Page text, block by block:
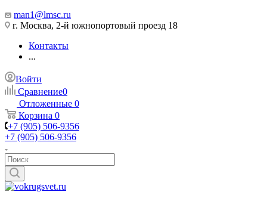
man1@lmsc.ru
г. Москва, 2-й южнопортовый проезд 18
Контакты
...
Войти
Сравнение0
Отложенные 0
Корзина 0
+7 (905) 506-9356
+7 (905) 506-9356